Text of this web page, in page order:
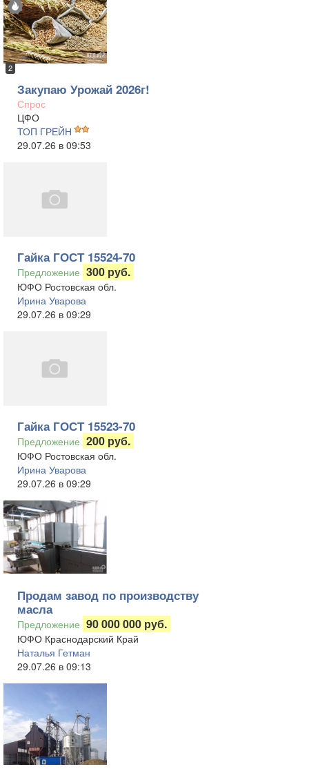
2
Закупаю Урожай 2026г!
Спрос
ЦФО
ТОП ГРЕЙН
29.07.26 в 09:53
Гайка ГОСТ 15524-70
Предложение 300 руб.
ЮФО Ростовская обл.
Ирина Уварова
29.07.26 в 09:29
Гайка ГОСТ 15523-70
Предложение 200 руб.
ЮФО Ростовская обл.
Ирина Уварова
29.07.26 в 09:29
Продам завод по производству
масла
Предложение 90 000 000 руб.
ЮФО Краснодарский Край
Наталья Гетман
29.07.26 в 09:13